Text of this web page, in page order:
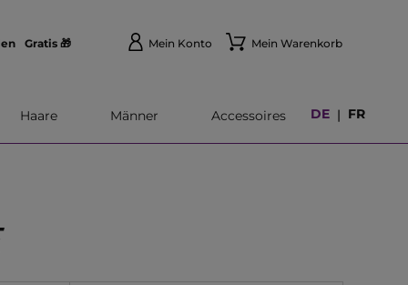
Gratis 🎁 Mein Konto Mein Warenkorb
DE | FR
Haare Männer Accessoires